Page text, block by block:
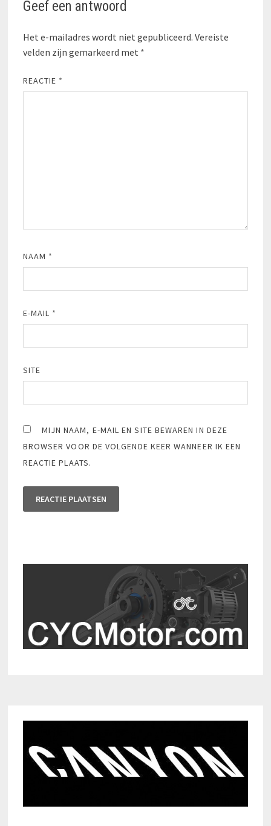
Geef een antwoord
Het e-mailadres wordt niet gepubliceerd. Vereiste
velden zijn gemarkeerd met *
REACTIE *
NAAM *
E-MAIL *
SITE
MIJN NAAM, E-MAIL EN SITE BEWAREN IN DEZE
BROWSER VOOR DE VOLGENDE KEER WANNEER IK EEN
REACTIE PLAATS.